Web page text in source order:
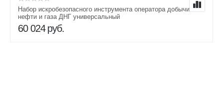
Набор искробезопасного инструмента оператора добычи
нефти и газа ДНГ универсальный
60 024 руб.